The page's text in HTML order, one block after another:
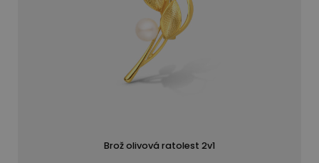
Brož olivová ratolest 2v1